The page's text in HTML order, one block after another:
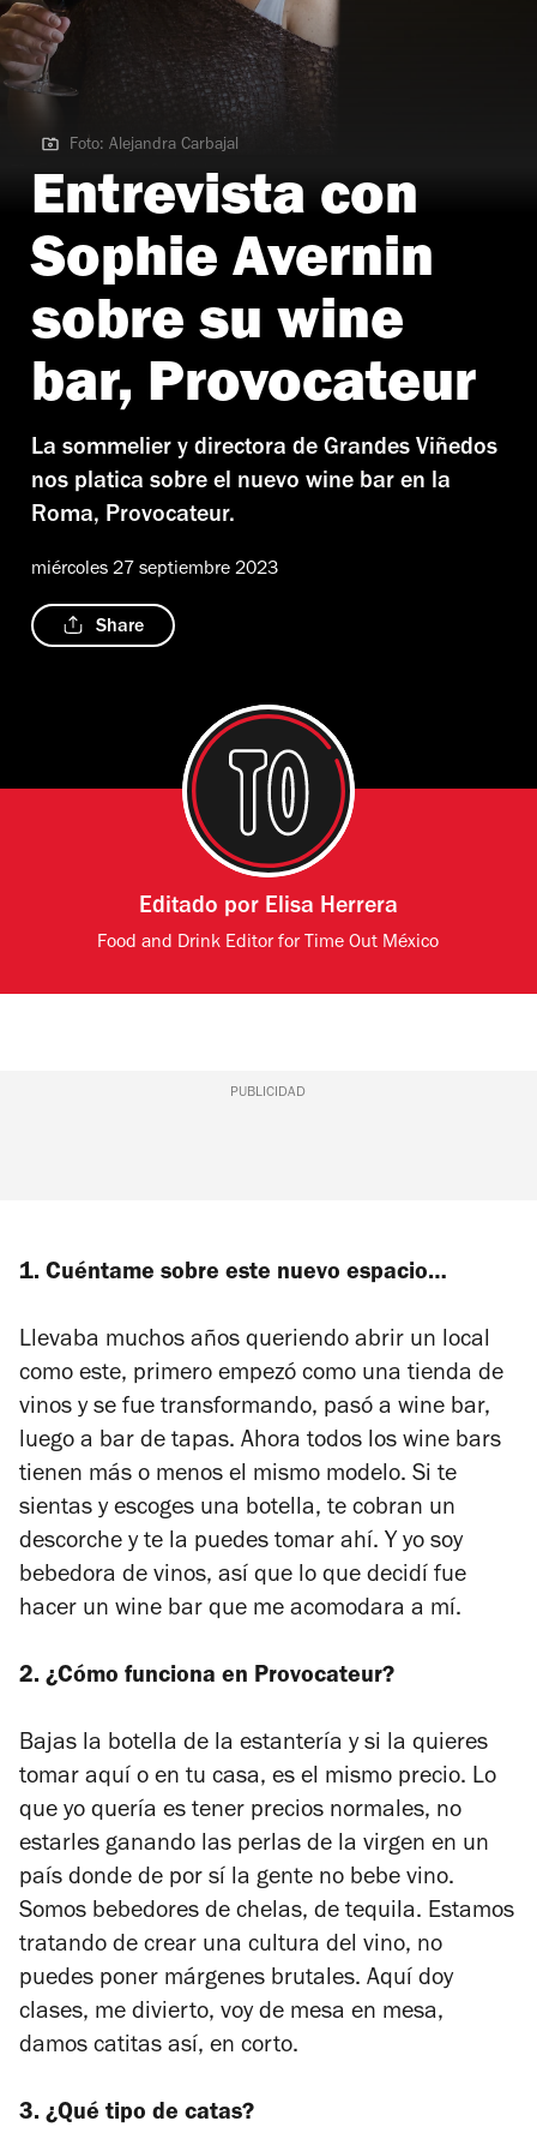
Foto: Alejandra Carbajal
Foto: Alejandra Carbajal
Entrevista con
Sophie Avernin
sobre su wine
bar, Provocateur
La sommelier y directora de Grandes Viñedos
nos platica sobre el nuevo wine bar en la
Roma, Provocateur.
miércoles 27 septiembre 2023
Share
Editado por Elisa Herrera
Food and Drink Editor for Time Out México
PUBLICIDAD
1. Cuéntame sobre este nuevo espacio…
Llevaba muchos años queriendo abrir un local
como este, primero empezó como una tienda de
vinos y se fue transformando, pasó a wine bar,
luego a bar de tapas. Ahora todos los wine bars
tienen más o menos el mismo modelo. Si te
sientas y escoges una botella, te cobran un
descorche y te la puedes tomar ahí. Y yo soy
bebedora de vinos, así que lo que decidí fue
hacer un wine bar que me acomodara a mí.
2. ¿Cómo funciona en Provocateur?
Bajas la botella de la estantería y si la quieres
tomar aquí o en tu casa, es el mismo precio. Lo
que yo quería es tener precios normales, no
estarles ganando las perlas de la virgen en un
país donde de por sí la gente no bebe vino.
Somos bebedores de chelas, de tequila. Estamos
tratando de crear una cultura del vino, no
puedes poner márgenes brutales. Aquí doy
clases, me divierto, voy de mesa en mesa,
damos catitas así, en corto.
3. ¿Qué tipo de catas?